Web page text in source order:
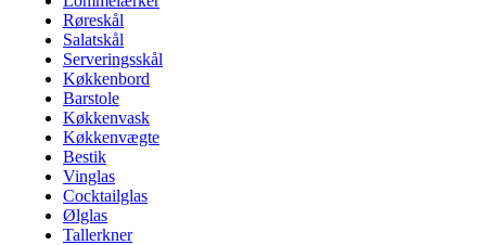
Røreskål
Salatskål
Serveringsskål
Køkkenbord
Barstole
Køkkenvask
Køkkenvægte
Bestik
Vinglas
Cocktailglas
Ølglas
Tallerkner